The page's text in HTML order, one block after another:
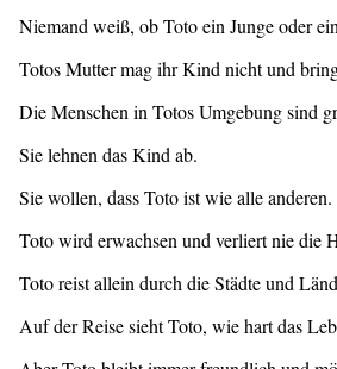
Niemand weiß, ob Toto ein Junge oder
Totos Mutter mag ihr Kind nicht und
Die Menschen in Totos Umgebung sind
Sie lehnen das Kind ab.
Sie wollen, dass Toto ist wie alle anderen.
Toto wird erwachsen und verliert nie die
Toto reist allein durch die Städte und
Auf der Reise sieht Toto, wie hart das